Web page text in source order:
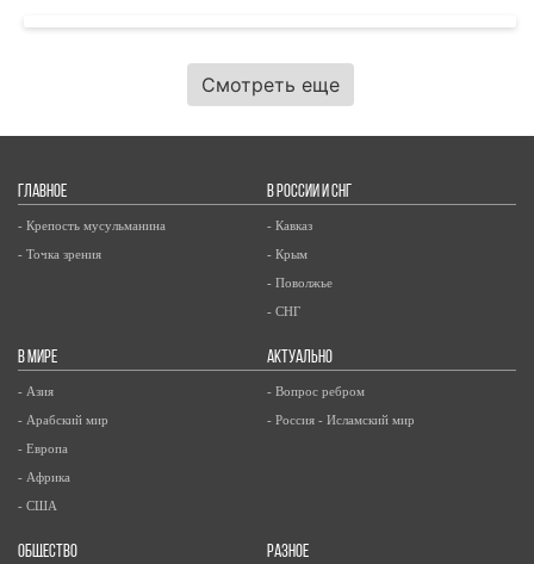
Смотреть еще
ГЛАВНОЕ
- Крепость мусульманина
- Точка зрения
В РОССИИ И СНГ
- Кавказ
- Крым
- Поволжье
- СНГ
В МИРЕ
- Азия
- Арабский мир
- Европа
- Африка
- США
АКТУАЛЬНО
- Вопрос ребром
- Россия - Исламский мир
ОБЩЕСТВО РАЗНОЕ